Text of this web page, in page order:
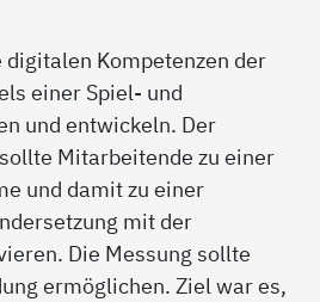
digitalen Kompetenzen der
einer Spiel- und
und entwickeln. Der
Mitarbeitende zu einer
und damit zu einer
mit der
Die Messung sollte
ermöglichen. Ziel war es,